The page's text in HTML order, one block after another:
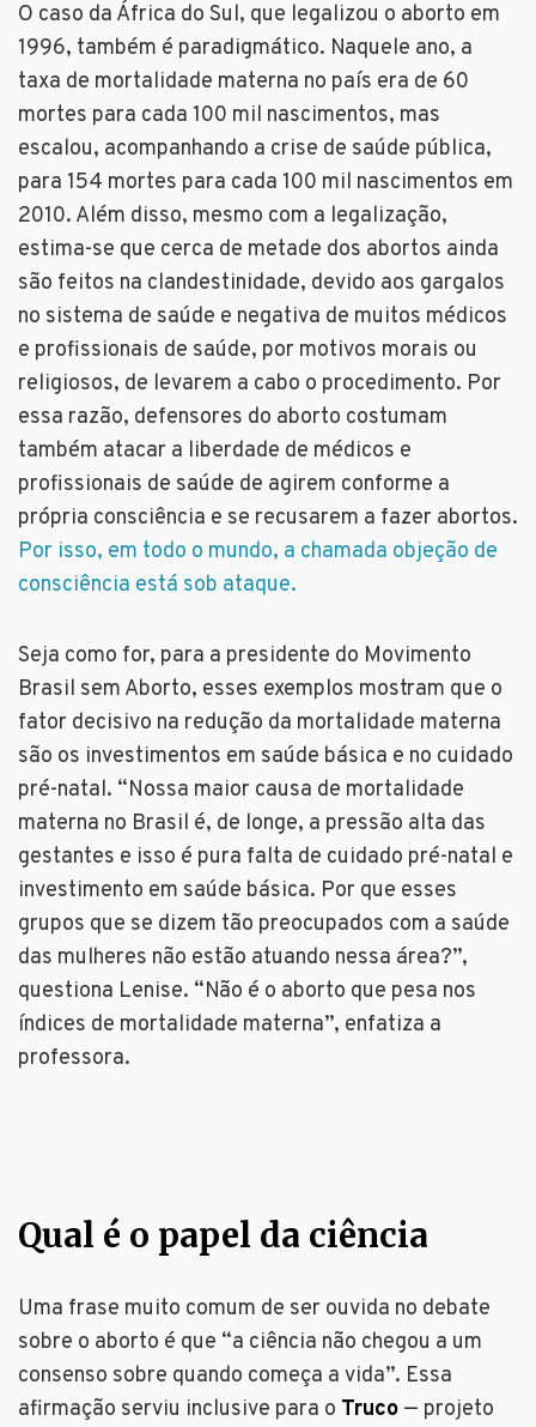
O caso da África do Sul, que legalizou o aborto em
1996, também é paradigmático. Naquele ano, a
taxa de mortalidade materna no país era de 60
mortes para cada 100 mil nascimentos, mas
escalou, acompanhando a crise de saúde pública,
para 154 mortes para cada 100 mil nascimentos em
2010. Além disso, mesmo com a legalização,
estima-se que cerca de metade dos abortos ainda
são feitos na clandestinidade, devido aos gargalos
no sistema de saúde e negativa de muitos médicos
e profissionais de saúde, por motivos morais ou
religiosos, de levarem a cabo o procedimento. Por
essa razão, defensores do aborto costumam
também atacar a liberdade de médicos e
profissionais de saúde de agirem conforme a
própria consciência e se recusarem a fazer abortos.
Por isso, em todo o mundo, a chamada objeção de
consciência está sob ataque.
Seja como for, para a presidente do Movimento
Brasil sem Aborto, esses exemplos mostram que o
fator decisivo na redução da mortalidade materna
são os investimentos em saúde básica e no cuidado
pré-natal. “Nossa maior causa de mortalidade
materna no Brasil é, de longe, a pressão alta das
gestantes e isso é pura falta de cuidado pré-natal e
investimento em saúde básica. Por que esses
grupos que se dizem tão preocupados com a saúde
das mulheres não estão atuando nessa área?”,
questiona Lenise. “Não é o aborto que pesa nos
índices de mortalidade materna”, enfatiza a
professora.
Qual é o papel da ciência
Uma frase muito comum de ser ouvida no debate
sobre o aborto é que “a ciência não chegou a um
consenso sobre quando começa a vida”. Essa
afirmação serviu inclusive para o Truco — projeto